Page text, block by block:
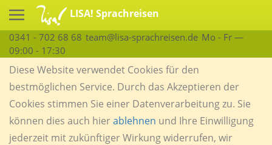
LISA! Sprachreisen
0341 - 702 68 68 team@lisa-sprachreisen.de Mo - Fr —
09:00 - 17:30
Diese Website verwendet Cookies für den
bestmöglichen Service. Durch das Akzeptieren der
Cookies stimmen Sie einer Datenverarbeitung zu. Sie
können dies auch hierablehnen und Ihre Einwilligung
jederzeit mit zukünftiger Wirkung widerrufen, wir